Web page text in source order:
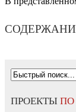
ПРОЕКТЫ ПО